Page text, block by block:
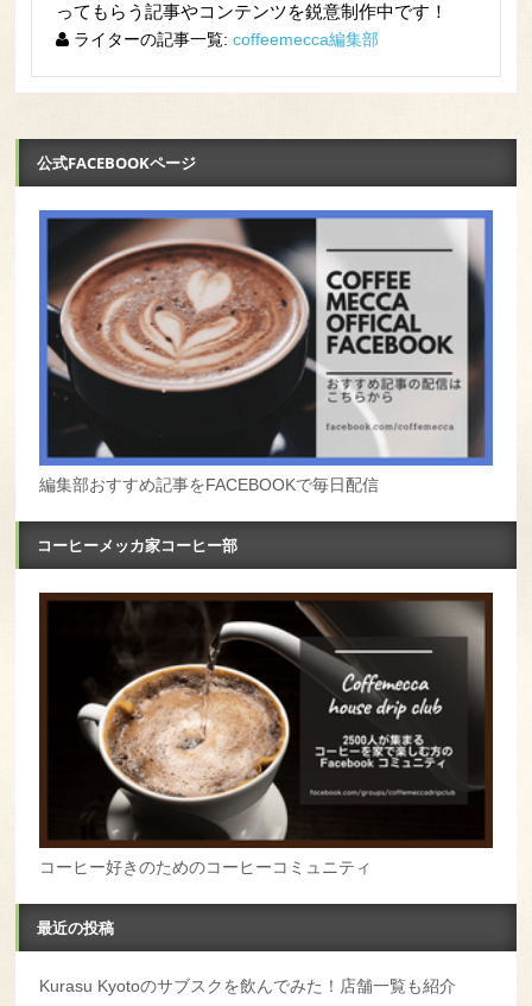
ってもらう記事やコンテンツを鋭意制作中です！
ライターの記事一覧: coffeemecca編集部
公式FACEBOOKページ
編集部おすすめ記事をFACEBOOKで毎日配信
コーヒーメッカ家コーヒー部
コーヒー好きのためのコーヒーコミュニティ
最近の投稿
Kurasu Kyotoのサブスクを飲んでみた！店舗一覧も紹介